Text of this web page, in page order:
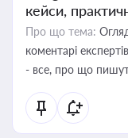
кейси,
Про що тема:
коментарі
- все, про що